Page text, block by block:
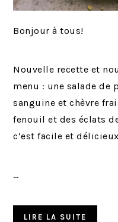
Bonjour à tous!
Nouvelle recette et
menu : une salade de
sanguine et chèvre
fenouil et des éclats
c’est facile et
…
LIRE LA SUITE